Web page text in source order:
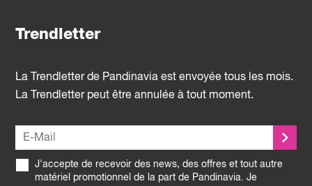
Trendletter
La Trendletter de Pandinavia est envoyée tous les mois.
La Trendletter peut être annulée à tout moment.
J'accepte de recevoir des news, des offres et tout autre
matériel promotionnel de la part de Pandinavia. Je